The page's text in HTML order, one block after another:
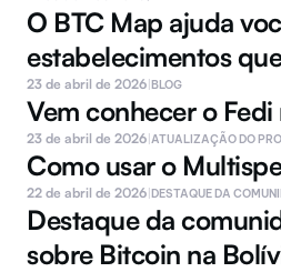
O BTC Map ajuda
23 de abril de 2026|BLOG
Vem conhecer o
23 de abril de 2026|ATUALIZAÇÃO DO
Como usar o
22 de abril de 2026|DESTAQUE DA
Destaque da
sobre Bitcoin na